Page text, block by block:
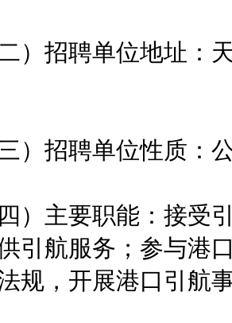
招聘单位地址：天
招聘单位性质：公
主要职能：接受引
引航服务；参与港
规，开展港口引航